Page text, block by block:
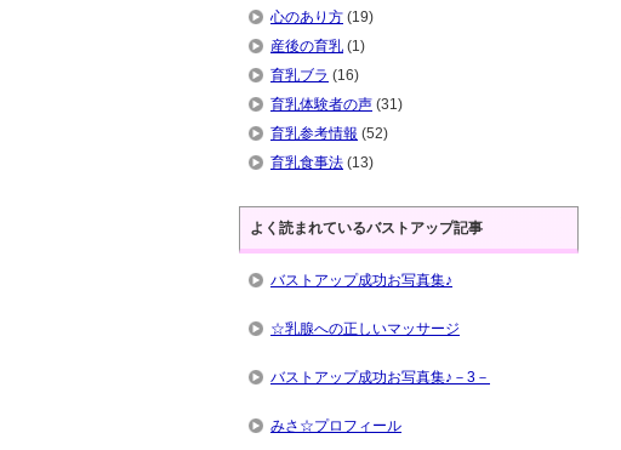
心のあり方 (19)
産後の育乳 (1)
育乳ブラ (16)
育乳体験者の声 (31)
育乳参考情報 (52)
育乳食事法 (13)
よく読まれているバストアップ記事
バストアップ成功お写真集♪
☆乳腺への正しいマッサージ
バストアップ成功お写真集♪－3－
みさ☆プロフィール